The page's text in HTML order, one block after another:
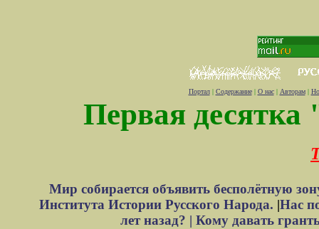
Портал| Содержание| О нас| Авторам|
Первая десятка
Мир собирается объявить бесполётную
Института Истории Русского Народа. |Нас
лет назад? | Кому давать